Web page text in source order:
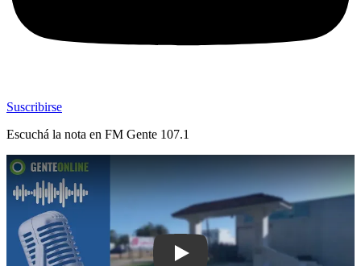
Suscribirse
Escuchá la nota en FM Gente 107.1
Play: Comerciantes y vecinos de